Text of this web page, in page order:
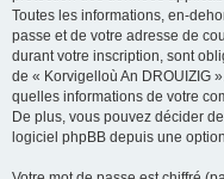
Toutes les informations, en-
passe et de votre adresse de
durant votre inscription, sont
de « Korvigelloù An DROUIZIG
quelles informations de votre
De plus, vous pouvez décider
logiciel phpBB depuis une